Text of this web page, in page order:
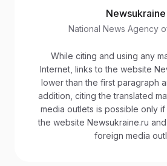
Newsukraine
National News Agency
While citing and using any
Internet, links to the website
lower than the first paragraph
addition, citing the translated
media outlets is possible only
the website Newsukraine.ru
foreign media